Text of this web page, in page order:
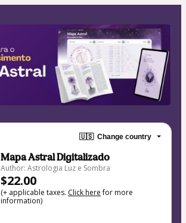
🇺🇸 Change country
Mapa Astral Digitalizado
Author: Astrologia Luz e Sombra
$22.00
(+ applicable taxes. Click herefor more
information)